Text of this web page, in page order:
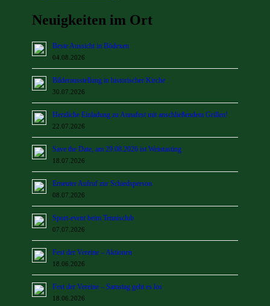
Neuigkeiten im Ort
Beste Aussicht in Bödexen
04.08.2026
Bilderausstellung in historischer Kirche
30.07.2026
Herzliche Einladung zu Annafest mit anschließendem Grillen!
22.07.2026
Save the Date, am 29.08.2026 ist Weintasting
18.07.2026
Erneuter Aufruf zur Schiedsperson
08.07.2026
Sport-event beim Tennisclub
07.07.2026
Fest der Vereine – Aktionen
18.06.2026
Fest der Vereine – Samstag geht es los
18.06.2026